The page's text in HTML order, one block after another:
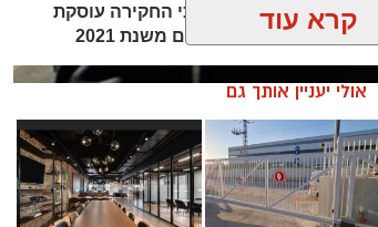
המשטרה טוענת כי החקירה עוסקת
חשד למקרים נוספים משנת 2021
קרא עוד
אולי יעניין אותך גם